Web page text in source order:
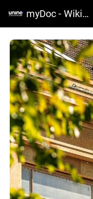
myDoc - Wiki de l'UniNE